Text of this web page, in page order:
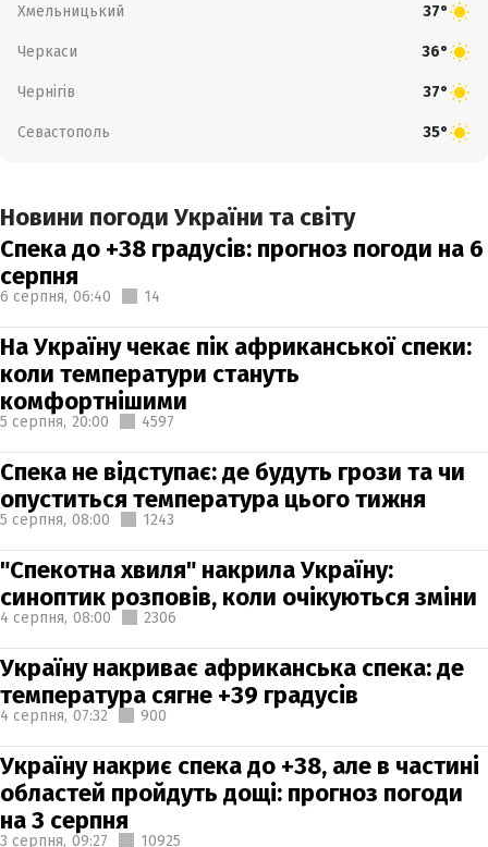
Хмельницький 37°
Черкаси 36°
Чернігів 37°
Севастополь 35°
Новини погоди України та світу
Спека до +38 градусів: прогноз погоди на 6
серпня
6 серпня, 06:40 14
На Україну чекає пік африканської спеки:
коли температури стануть
комфортнішими
5 серпня, 20:00 4597
Спека не відступає: де будуть грози та чи
опуститься температура цього тижня
5 серпня, 08:00 1243
"Спекотна хвиля" накрила Україну:
синоптик розповів, коли очікуються зміни
4 серпня, 08:00 2306
Україну накриває африканська спека: де
температура сягне +39 градусів
4 серпня, 07:32 900
Україну накриє спека до +38, але в частині
областей пройдуть дощі: прогноз погоди
на 3 серпня
3 серпня, 09:27 10925